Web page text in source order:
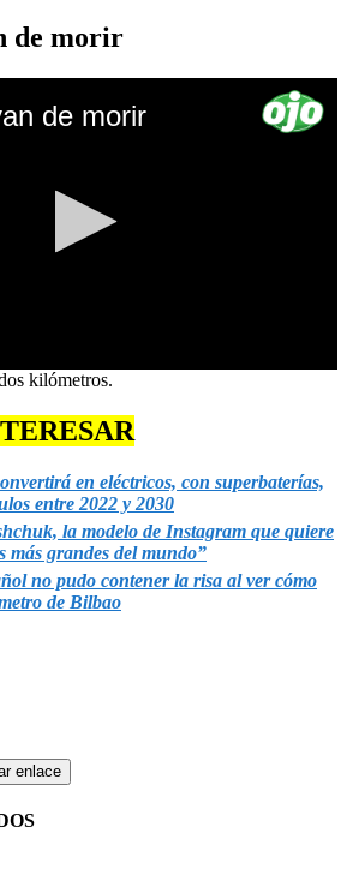
de morir
de morir
kilómetros.
en eléctricos, con superbaterías,
entre 2022 y 2030
la modelo de Instagram que quiere
más grandes del mundo”
no pudo contener la risa al ver cómo
de Bilbao
enlace